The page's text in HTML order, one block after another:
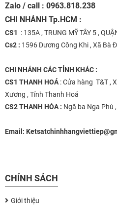
Zalo / call : 0963.818.238
CHI NHÁNH Tp.HCM :
CS1 : 135A , TRUNG MỸ TÂY 5 ,
Cs2 : 1596 Dương Công Khi , Xã Bà
CHI NHÁNH CÁC TỈNH KHÁC :
CS1 THANH HOÁ : Cửa hàng T&T ,
Xương , Tỉnh Thanh Hoá
CS2 THANH HÓA : Ngã ba Nga Phú
Email:
CHÍNH SÁCH
Giới thiệu